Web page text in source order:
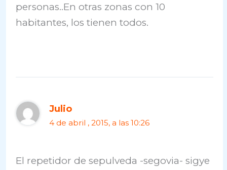
personas..En otras zonas con 10
habitantes, los tienen todos.
Julio
4 de abril , 2015, a las 10:26
El repetidor de sepulveda -segovia- sigye